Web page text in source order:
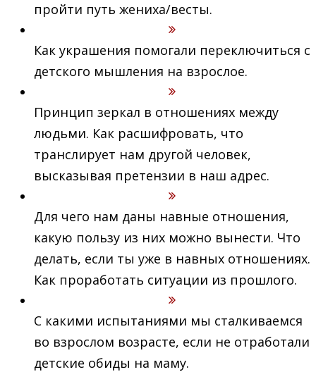
пройти путь жениха/весты.
Как украшения помогали переключиться с
детского мышления на взрослое.
Принцип зеркал в отношениях между
людьми. Как расшифровать, что
транслирует нам другой человек,
высказывая претензии в наш адрес.
Для чего нам даны навные отношения,
какую пользу из них можно вынести. Что
делать, если ты уже в навных отношениях.
Как проработать ситуации из прошлого.
С какими испытаниями мы сталкиваемся
во взрослом возрасте, если не отработали
детские обиды на маму.